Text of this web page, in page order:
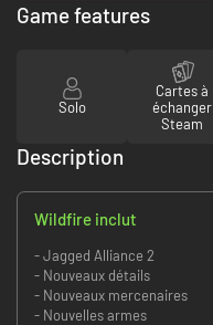
Game features
Solo
Cartes à
échanger
Steam
Description
Wildfire inclut
- Jagged Alliance 2
- Nouveaux détails
- Nouveaux mercenaires
- Nouvelles armes